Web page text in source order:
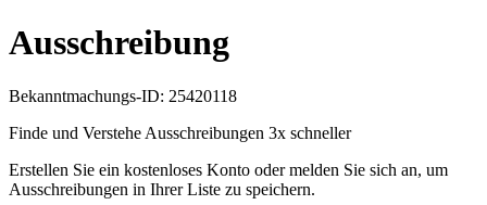
Ausschreibung
Bekanntmachungs-ID: 25420118
Finde und Verstehe Ausschreibungen 3x schneller
Erstellen Sie ein kostenloses Konto oder melden Sie sich an, um
Ausschreibungen in Ihrer Liste zu speichern.